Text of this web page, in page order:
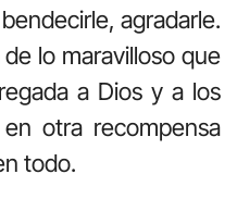
agradarle.
lo maravilloso que
a Dios y a los
otra recompensa
todo.